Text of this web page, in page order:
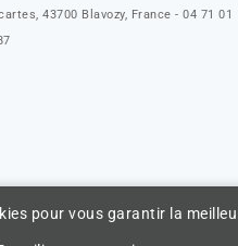
pour vous garantir la
43700 Blavozy, France - 04 71 01